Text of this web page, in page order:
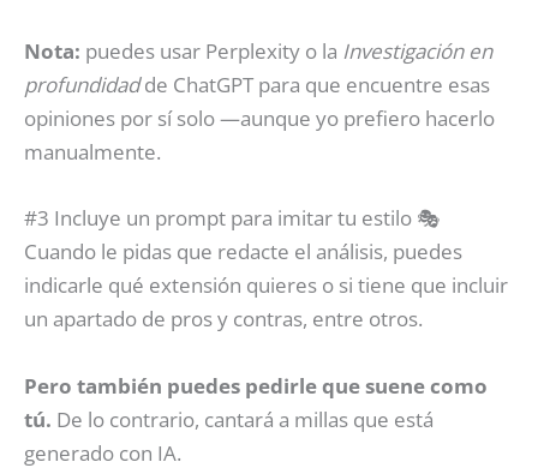
Nota: puedes usar Perplexity o la Investigación en
profundidadde ChatGPT para que encuentre esas
opiniones por sí solo —aunque yo prefiero hacerlo
manualmente.
#3 Incluye un prompt para imitar tu estilo 🎭
Cuando le pidas que redacte el análisis, puedes
indicarle qué extensión quieres o si tiene que incluir
un apartado de pros y contras, entre otros.
Pero también puedes pedirle que suene como
tú. De lo contrario, cantará a millas que está
generado con IA.